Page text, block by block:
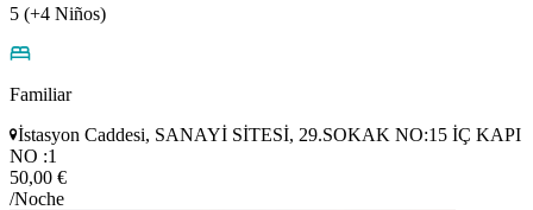
5 (+4 Niños)
Familiar
İstasyon Caddesi, SANAYİ SİTESİ, 29.SOKAK NO:15 İÇ KAPI
NO :1
50,00 €
/Noche